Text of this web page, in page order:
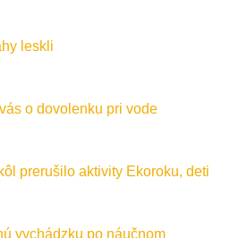
leskli
o dovolenku pri vode
prerušilo aktivity Ekoroku, deti
vychádzku po náučnom